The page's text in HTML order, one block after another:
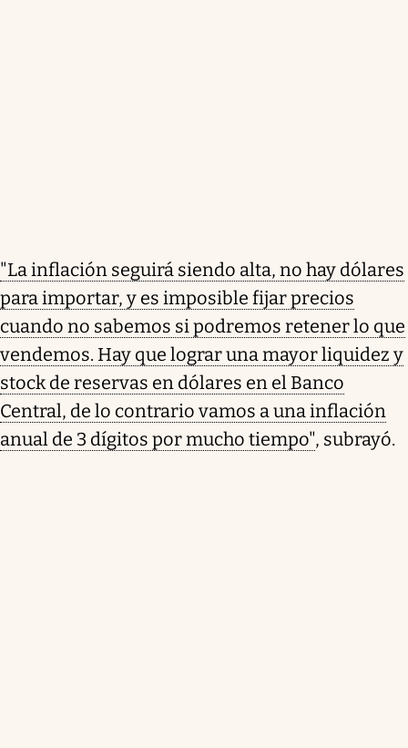
"La inflación seguirá siendo alta, no hay dólares
para importar, y es imposible fijar precios
cuando no sabemos si podremos retener lo que
vendemos. Hay que lograr una mayor liquidez y
stock de reservas en dólares en el Banco
Central, de lo contrario vamos a una inflación
anual de 3 dígitos por mucho tiempo", subrayó.